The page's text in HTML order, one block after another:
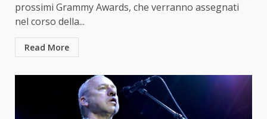
prossimi Grammy Awards, che verranno assegnati
nel corso della...
Read More